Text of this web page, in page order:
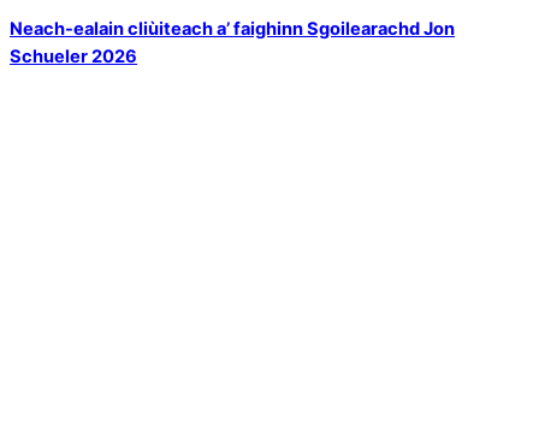
Neach-ealain cliùiteach a’ faighinn Sgoilearachd Jon
Schueler 2026